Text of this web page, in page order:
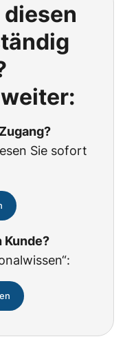
Sie sofort
Kunde?